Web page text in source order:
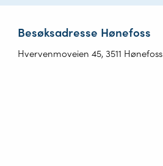
Besøksadresse Hønefoss
Hvervenmoveien 45, 3511 Hønefoss